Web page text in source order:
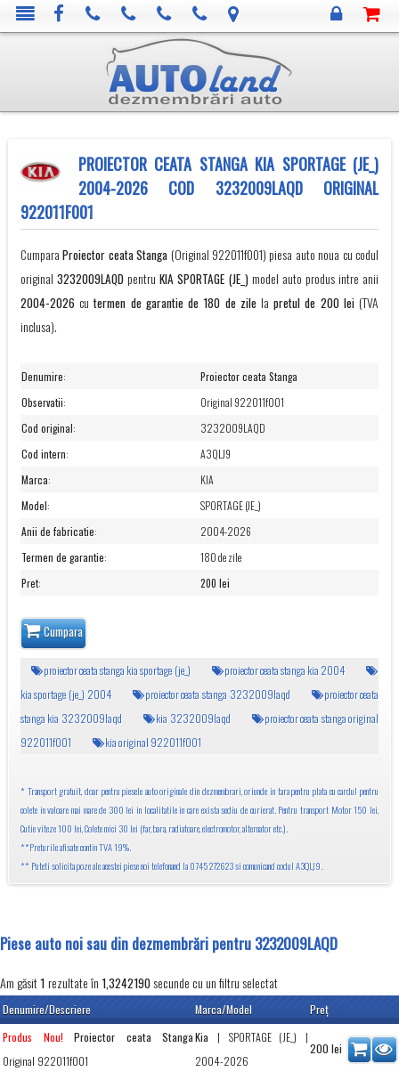
PROIECTOR CEATA STANGA KIA SPORTAGE (JE_)
2004-2026 COD 3232009LAQD ORIGINAL
922011F001
CumparaProiector ceata Stanga (Original 922011f001) piesa auto noua cu codul
original 3232009LAQDpentruKIA SPORTAGE (JE_)model auto produs intre anii
2004-2026 cutermen de garantie de 180 de zile lapretul de 200 lei(TVA
inclusa).
Denumire:
Proiector ceata Stanga
Observatii:
Original 922011f001
Cod original:
3232009LAQD
Cod intern:
A3QLJ9
Marca:
KIA
Model:
SPORTAGE (JE_)
Anii de fabricatie:
2004-2026
Termen de garantie:
180 de zile
Pret: 200 lei
Cumpara
proiector ceata stanga kia sportage (je_)
proiector ceata stanga kia 2004
kia sportage (je_) 2004
proiector ceata stanga 3232009laqd
proiector ceata
stanga kia 3232009laqd
kia 3232009laqd
proiector ceata stanga original
922011f001
kia original 922011f001
* Transport gratuit, doar pentru piesele auto originale din dezmembrari, oriunde in tara pentru plata cu cardul pentru
colete in valoare mai mare de 300 lei in localitatile in care exista sediu de curierat. Pentru transport Motor 150 lei,
Cutie viteze 100 lei, Colete mici 30 lei (far, bara, radiatoare, electromotor, alternator etc.).
**Preturile afisate contin TVA 19%.
** Puteti solicita poze ale acestei piese noi telefonand la 0745 272623 si comunicand codul A3QLJ9.
Piese auto noi sau din dezmembrări pentru 3232009LAQD
Am găsit1 rezultate în 1,3242190secunde cu un filtru selectat
Denumire/Descriere Marca/Model Preţ
Produs Nou! Proiector ceata Stanga
Original 922011f001
Kia | SPORTAGE (JE_) |
2004-2026
200 lei